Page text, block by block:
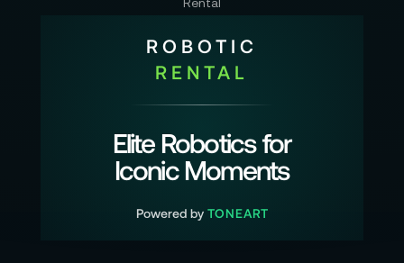
ROBOTIC
RENTAL
Elite Robotics for
Iconic Moments
Powered by TONEART